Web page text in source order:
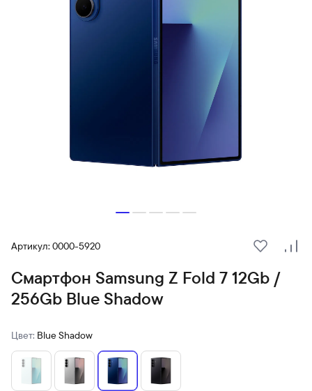
Артикул: 0000-5920
В
Смартфон Samsung Z Fold 7 12Gb /
256Gb Blue Shadow
Цвет: Blue Shadow